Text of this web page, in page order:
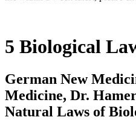
5 Biological
German New
Medicine, Dr.
Natural Laws of